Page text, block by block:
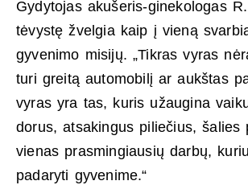
Gydytojas akušeris-ginekologas
tėvystę žvelgia kaip į vieną
gyvenimo misijų. „Tikras vyras
turi greitą automobilį ar aukštas
vyras yra tas, kuris užaugina
dorus, atsakingus piliečius, šalies
vienas prasmingiausių darbų,
padaryti gyvenime.“